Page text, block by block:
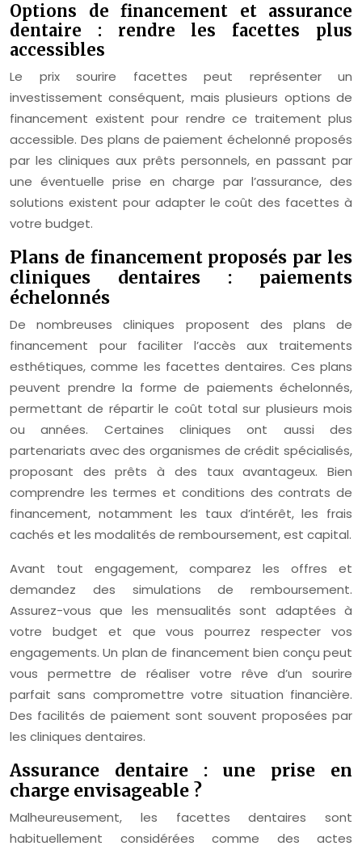
Options de financement et assurance
dentaire : rendre les facettes plus
accessibles
Le prix sourire facettes peut représenter un
investissement conséquent, mais plusieurs options de
financement existent pour rendre ce traitement plus
accessible. Des plans de paiement échelonné proposés
par les cliniques aux prêts personnels, en passant par
une éventuelle prise en charge par l’assurance, des
solutions existent pour adapter le coût des facettes à
votre budget.
Plans de financement proposés par les
cliniques dentaires : paiements
échelonnés
De nombreuses cliniques proposent des plans de
financement pour faciliter l’accès aux traitements
esthétiques, comme les facettes dentaires. Ces plans
peuvent prendre la forme de paiements échelonnés,
permettant de répartir le coût total sur plusieurs mois
ou années. Certaines cliniques ont aussi des
partenariats avec des organismes de crédit spécialisés,
proposant des prêts à des taux avantageux. Bien
comprendre les termes et conditions des contrats de
financement, notamment les taux d’intérêt, les frais
cachés et les modalités de remboursement, est capital.
Avant tout engagement, comparez les offres et
demandez des simulations de remboursement.
Assurez-vous que les mensualités sont adaptées à
votre budget et que vous pourrez respecter vos
engagements. Un plan de financement bien conçu peut
vous permettre de réaliser votre rêve d’un sourire
parfait sans compromettre votre situation financière.
Des facilités de paiement sont souvent proposées par
les cliniques dentaires.
Assurance dentaire : une prise en
charge envisageable ?
Malheureusement, les facettes dentaires sont
habituellement considérées comme des actes